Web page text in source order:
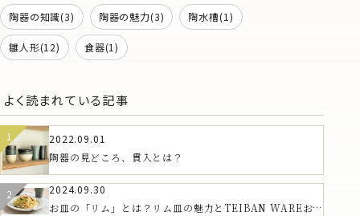
陶器の知識(3) 陶器の魅力(3) 陶水槽(1)
雛人形(12) 食器(1)
よく読まれている記事
2022.09.01
陶器の見どころ、貫入とは？
2024.09.30
お皿の「リム」とは？リム皿の魅力とTEIBAN WAREおす